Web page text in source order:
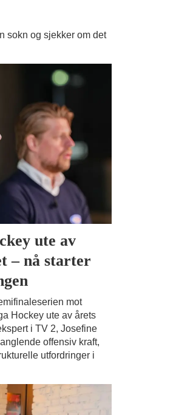
sokn og sjekker om det
ute av
– nå starter
mot
Hockey ute av årets
i TV 2, Josefine
offensiv kraft,
utfordringer i